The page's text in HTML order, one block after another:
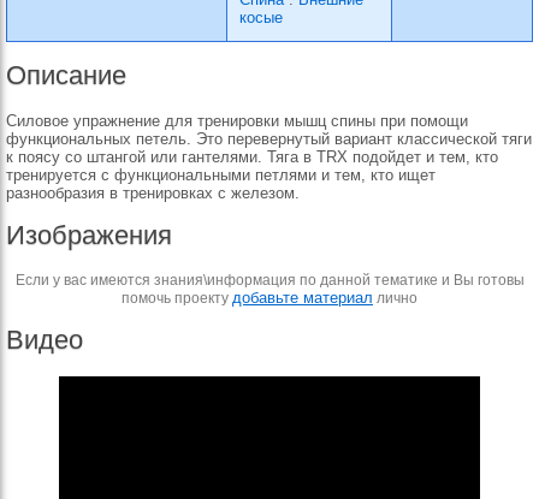
косые
Описание
Силовое упражнение для тренировки мышц спины при помощи
функциональных петель. Это перевернутый вариант классической тяги
к поясу со штангой или гантелями. Тяга в TRX подойдет и тем, кто
тренируется с функциональными петлями и тем, кто ищет
разнообразия в тренировках с железом.
Изображения
Если у вас имеются знания\информация по данной тематике и Вы готовы
помочь проекту добавьте материал лично
Видео